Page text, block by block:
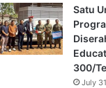
Satu
300/
July